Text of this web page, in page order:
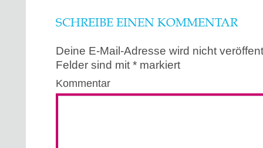
SCHREIBE EINEN KOMMENTAR
Deine E-Mail-Adresse wird nicht
Felder sind mit * markiert
Kommentar